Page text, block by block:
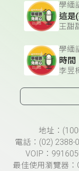
學緬
這是
王甜
學緬
時間
李昱
頁尾資訊地址：
電話：(02)
VOIP：
最佳使用瀏覽器：